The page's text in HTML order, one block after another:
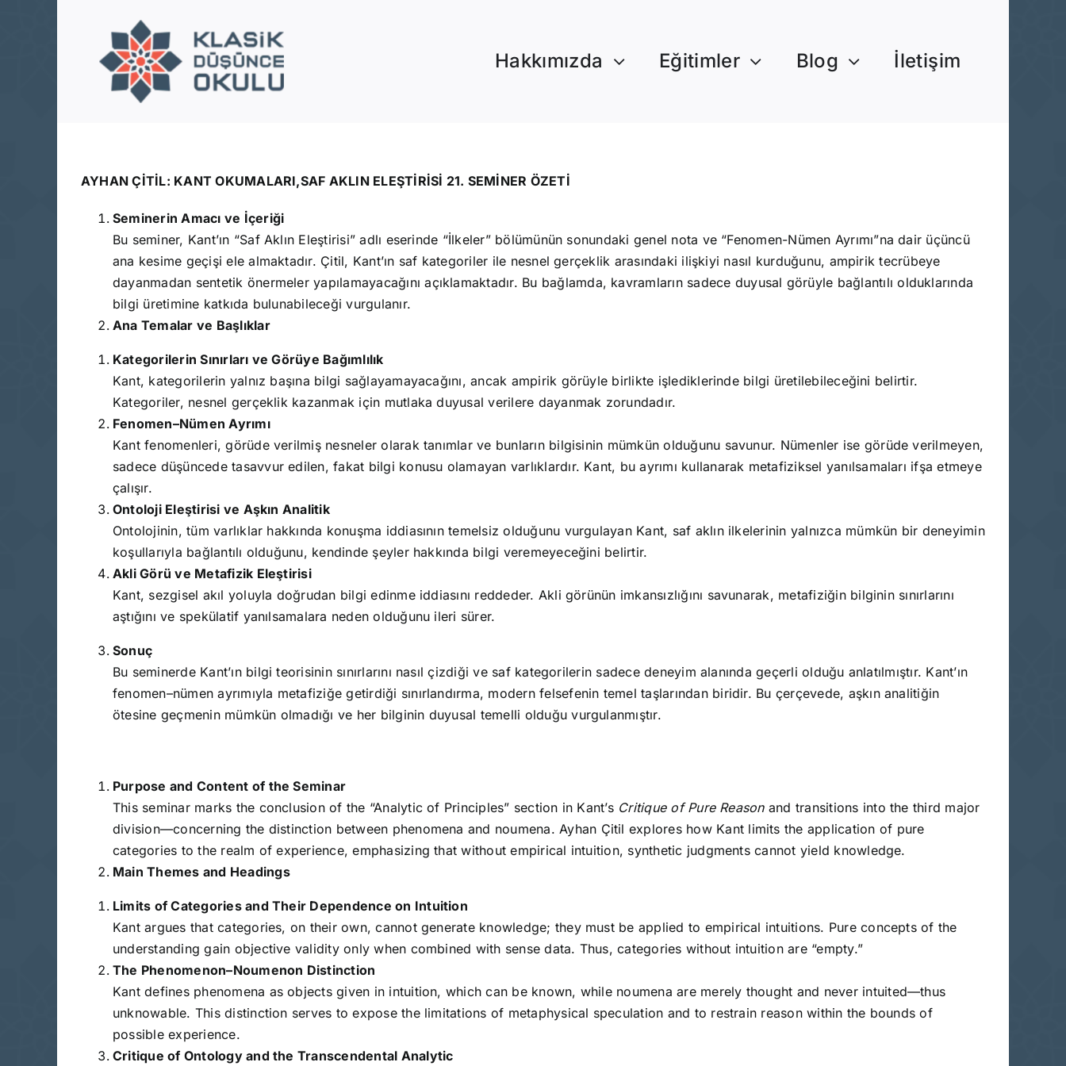
Hakkımızda Eğitimler Blog İletişim
AYHAN ÇİTİL: KANT OKUMALARI,SAF AKLIN ELEŞTİRİSİ 21. SEMİNER ÖZETİ
Seminerin Amacı ve İçeriği
Bu seminer, Kant’ın “Saf Aklın Eleştirisi” adlı eserinde “İlkeler” bölümünün sonundaki genel nota ve “Fenomen-Nümen Ayrımı”na dair üçüncü
ana kesime geçişi ele almaktadır. Çitil, Kant’ın saf kategoriler ile nesnel gerçeklik arasındaki ilişkiyi nasıl kurduğunu, ampirik tecrübeye
dayanmadan sentetik önermeler yapılamayacağını açıklamaktadır. Bu bağlamda, kavramların sadece duyusal görüyle bağlantılı olduklarında
bilgi üretimine katkıda bulunabileceği vurgulanır.
Ana Temalar ve Başlıklar
Kategorilerin Sınırları ve Görüye Bağımlılık
Kant, kategorilerin yalnız başına bilgi sağlayamayacağını, ancak ampirik görüyle birlikte işlediklerinde bilgi üretilebileceğini belirtir.
Kategoriler, nesnel gerçeklik kazanmak için mutlaka duyusal verilere dayanmak zorundadır.
Fenomen–Nümen Ayrımı
Kant fenomenleri, görüde verilmiş nesneler olarak tanımlar ve bunların bilgisinin mümkün olduğunu savunur. Nümenler ise görüde verilmeyen,
sadece düşüncede tasavvur edilen, fakat bilgi konusu olamayan varlıklardır. Kant, bu ayrımı kullanarak metafiziksel yanılsamaları ifşa etmeye
çalışır.
Ontoloji Eleştirisi ve Aşkın Analitik
Ontolojinin, tüm varlıklar hakkında konuşma iddiasının temelsiz olduğunu vurgulayan Kant, saf aklın ilkelerinin yalnızca mümkün bir deneyimin
koşullarıyla bağlantılı olduğunu, kendinde şeyler hakkında bilgi veremeyeceğini belirtir.
Akli Görü ve Metafizik Eleştirisi
Kant, sezgisel akıl yoluyla doğrudan bilgi edinme iddiasını reddeder. Akli görünün imkansızlığını savunarak, metafiziğin bilginin sınırlarını
aştığını ve spekülatif yanılsamalara neden olduğunu ileri sürer.
Sonuç
Bu seminerde Kant’ın bilgi teorisinin sınırlarını nasıl çizdiği ve saf kategorilerin sadece deneyim alanında geçerli olduğu anlatılmıştır. Kant’ın
fenomen–nümen ayrımıyla metafiziğe getirdiği sınırlandırma, modern felsefenin temel taşlarından biridir. Bu çerçevede, aşkın analitiğin
ötesine geçmenin mümkün olmadığı ve her bilginin duyusal temelli olduğu vurgulanmıştır.
Purpose and Content of the Seminar
This seminar marks the conclusion of the “Analytic of Principles” section in Kant’s Critique of Pure Reasonand transitions into the third major
division—concerning the distinction between phenomena and noumena. Ayhan Çitil explores how Kant limits the application of pure
categories to the realm of experience, emphasizing that without empirical intuition, synthetic judgments cannot yield knowledge.
Main Themes and Headings
Limits of Categories and Their Dependence on Intuition
Kant argues that categories, on their own, cannot generate knowledge; they must be applied to empirical intuitions. Pure concepts of the
understanding gain objective validity only when combined with sense data. Thus, categories without intuition are “empty.”
The Phenomenon–Noumenon Distinction
Kant defines phenomena as objects given in intuition, which can be known, while noumena are merely thought and never intuited—thus
unknowable. This distinction serves to expose the limitations of metaphysical speculation and to restrain reason within the bounds of
possible experience.
Critique of Ontology and the Transcendental Analytic